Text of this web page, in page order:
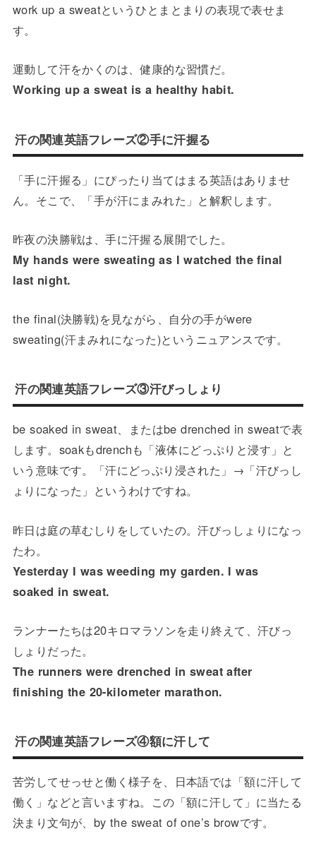
work up a sweatというひとまとまりの表現で表せま
す。
運動して汗をかくのは、健康的な習慣だ。
Working up a sweat is a healthy habit.
汗の関連英語フレーズ②手に汗握る
「手に汗握る」にぴったり当てはまる英語はありませ
ん。そこで、「手が汗にまみれた」と解釈します。
昨夜の決勝戦は、手に汗握る展開でした。
My hands were sweating as I watched the final
last night.
the final(決勝戦)を見ながら、自分の手がwere
sweating(汗まみれになった)というニュアンスです。
汗の関連英語フレーズ③汗びっしょり
be soaked in sweat、またはbe drenched in sweatで表
します。soakもdrenchも「液体にどっぷりと浸す」と
いう意味です。「汗にどっぷり浸された」→「汗びっし
ょりになった」というわけですね。
昨日は庭の草むしりをしていたの。汗びっしょりになっ
たわ。
Yesterday I was weeding my garden. I was
soaked in sweat.
ランナーたちは20キロマラソンを走り終えて、汗びっ
しょりだった。
The runners were drenched in sweat after
finishing the 20-kilometer marathon.
汗の関連英語フレーズ④額に汗して
苦労してせっせと働く様子を、日本語では「額に汗して
働く」などと言いますね。この「額に汗して」に当たる
決まり文句が、by the sweat of one’s browです。